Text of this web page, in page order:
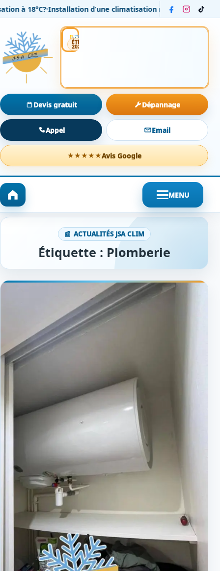
Installation d’une climatisation réversible Daikin dans
ÉTÉ
2026
Installation
Entretien
Dépannage
Devis gratuit Dépannage
Appel Email
★★★★★Avis Google
MENU
ACTUALITÉS JSA CLIM
Étiquette : Plomberie